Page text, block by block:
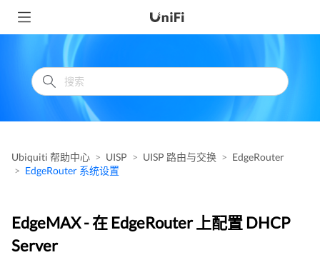
Ubiquiti 帮助中心 UISP UISP 路由与交换
EdgeRouter
EdgeRouter 系统设置
EdgeMAX - 在 EdgeRouter 上配置 DHCP
Server